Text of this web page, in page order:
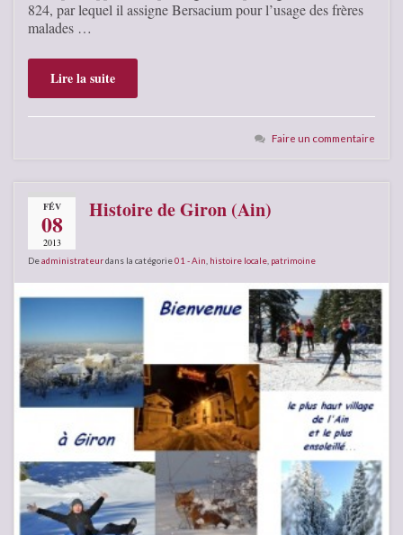
824, par lequel il assigne Bersacium pour l’usage des frères
malades …
Lire la suite
Faire un commentaire
FÉV
08
2013
Histoire de Giron (Ain)
Deadministrateurdans la catégorie01 - Ain histoire locale patrimoine